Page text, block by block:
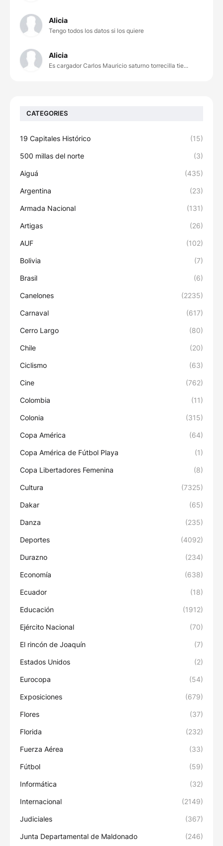
Alicia
Tengo todos los datos si los quiere
Alicia
Es cargador Carlos Mauricio saturno torrecilla tie...
CATEGORIES
19 Capitales Histórico (15)
500 millas del norte (3)
Aiguá (435)
Argentina (23)
Armada Nacional (131)
Artigas (26)
AUF (102)
Bolivia (7)
Brasil (6)
Canelones (2235)
Carnaval (617)
Cerro Largo (80)
Chile (20)
Ciclismo (63)
Cine (762)
Colombia (11)
Colonia (315)
Copa América (64)
Copa América de Fútbol Playa (1)
Copa Libertadores Femenina (8)
Cultura (7325)
Dakar (65)
Danza (235)
Deportes (4092)
Durazno (234)
Economía (638)
Ecuador (18)
Educación (1912)
Ejército Nacional (70)
El rincón de Joaquín (7)
Estados Unidos (2)
Eurocopa (54)
Exposiciones (679)
Flores (37)
Florida (232)
Fuerza Aérea (33)
Fútbol (59)
Informática (32)
Internacional (2149)
Judiciales (367)
Junta Departamental de Maldonado (246)